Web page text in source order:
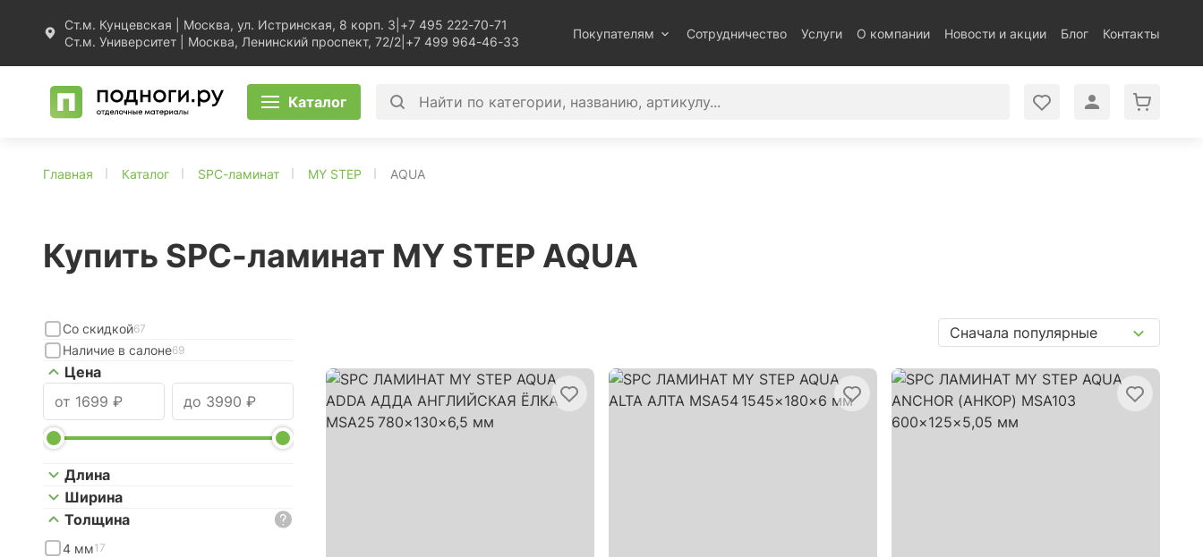
Ст.м. Кунцевская | Москва, ул. Истринская, 8 корп. 3 +7 495 222-70-71
Ст.м. Университет | Москва, Ленинский проспект, 72/2 +7 499 964-46-33
Покупателям Сотрудничество Услуги О компании Новости и акции Блог Контакты
Каталог
Главная Каталог SPC-ламинат MY STEP AQUA
Купить SPC-ламинат MY STEP AQUA
Со скидкой67
Наличие в салоне69
Цена
Длина
Ширина
Толщина
4 мм17
Сначала популярные